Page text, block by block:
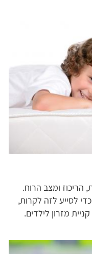
הריכוז ומצב הרוח.
לסייע לזה לקרות,
מזרון לילדים.